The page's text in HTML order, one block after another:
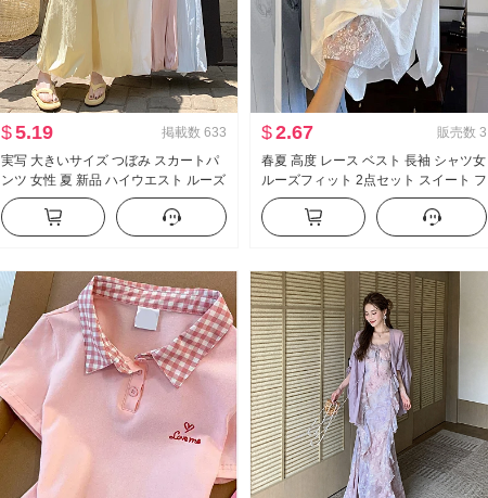
$5.19 掲載数 633
実写 大きいサイズ つぼみ スカートパ
ンツ 女性 夏 新品 ハイウエスト ルーズ
フィット スリム効果 垂 感 バルーンパ
ンツ カジュアル ワイドパンツ
$2.67 販売数 3
春夏 高度 レース ベスト 長袖 シャツ女
ルーズフィット 2点セット スイート フ
レッシュ